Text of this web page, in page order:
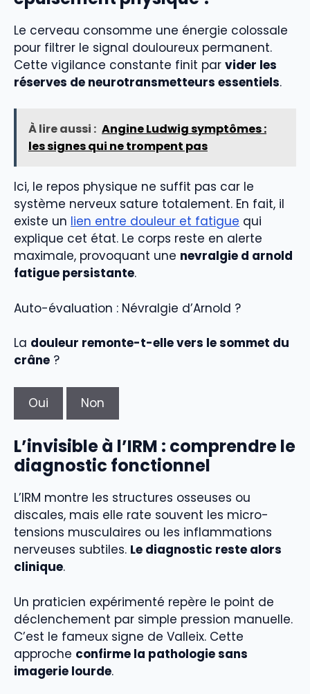
Le cerveau consomme une énergie colossale
pour filtrer le signal douloureux permanent.
Cette vigilance constante finit par vider les
réserves de neurotransmetteurs essentiels.
À lire aussi : Angine Ludwig symptômes :
les signes qui ne trompent pas
Ici, le repos physique ne suffit pas car le
système nerveux sature totalement. En fait, il
existe un lien entre douleur et fatigue qui
explique cet état. Le corps reste en alerte
maximale, provoquant une nevralgie d arnold
fatigue persistante.
Auto-évaluation : Névralgie d’Arnold ?
La douleur remonte-t-elle vers le sommet du
crâne ?
Oui Non
L’invisible à l’IRM : comprendre le
diagnostic fonctionnel
L’IRM montre les structures osseuses ou
discales, mais elle rate souvent les micro-
tensions musculaires ou les inflammations
nerveuses subtiles. Le diagnostic reste alors
clinique.
Un praticien expérimenté repère le point de
déclenchement par simple pression manuelle.
C’est le fameux signe de Valleix. Cette
approche confirme la pathologie sans
imagerie lourde.